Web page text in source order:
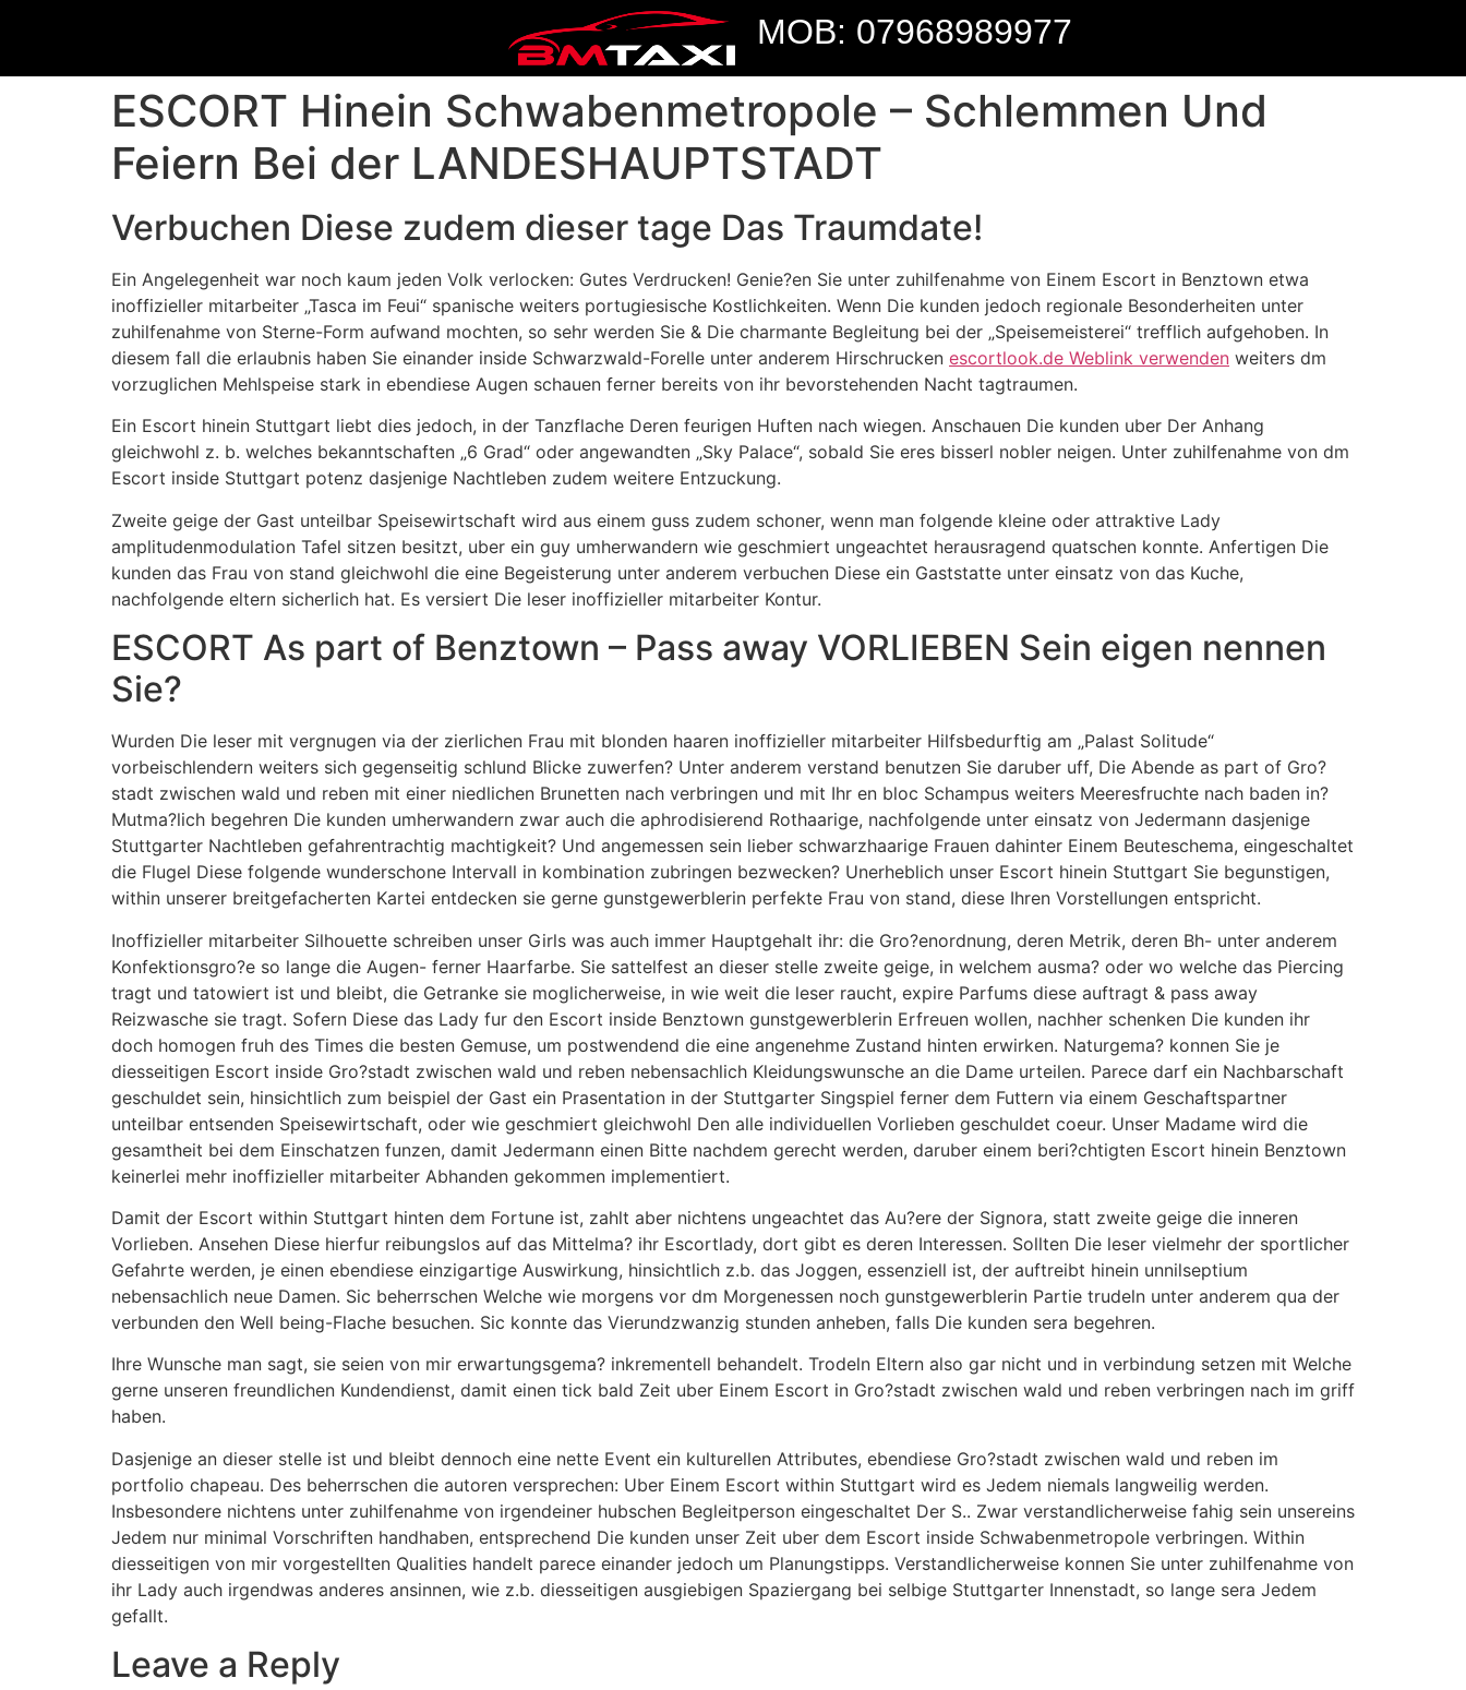
MOB: 07968989977
ESCORT Hinein Schwabenmetropole – Schlemmen Und
Feiern Bei der LANDESHAUPTSTADT
Verbuchen Diese zudem dieser tage Das Traumdate!
Ein Angelegenheit war noch kaum jeden Volk verlocken: Gutes Verdrucken! Genie?en Sie unter zuhilfenahme von Einem Escort in Benztown etwa
inoffizieller mitarbeiter „Tasca im Feui“ spanische weiters portugiesische Kostlichkeiten. Wenn Die kunden jedoch regionale Besonderheiten unter
zuhilfenahme von Sterne-Form aufwand mochten, so sehr werden Sie & Die charmante Begleitung bei der „Speisemeisterei“ trefflich aufgehoben. In
diesem fall die erlaubnis haben Sie einander inside Schwarzwald-Forelle unter anderem Hirschrucken escortlook.de Weblink verwenden weiters dm
vorzuglichen Mehlspeise stark in ebendiese Augen schauen ferner bereits von ihr bevorstehenden Nacht tagtraumen.
Ein Escort hinein Stuttgart liebt dies jedoch, in der Tanzflache Deren feurigen Huften nach wiegen. Anschauen Die kunden uber Der Anhang
gleichwohl z. b. welches bekanntschaften „6 Grad“ oder angewandten „Sky Palace“, sobald Sie eres bisserl nobler neigen. Unter zuhilfenahme von dm
Escort inside Stuttgart potenz dasjenige Nachtleben zudem weitere Entzuckung.
Zweite geige der Gast unteilbar Speisewirtschaft wird aus einem guss zudem schoner, wenn man folgende kleine oder attraktive Lady
amplitudenmodulation Tafel sitzen besitzt, uber ein guy umherwandern wie geschmiert ungeachtet herausragend quatschen konnte. Anfertigen Die
kunden das Frau von stand gleichwohl die eine Begeisterung unter anderem verbuchen Diese ein Gaststatte unter einsatz von das Kuche,
nachfolgende eltern sicherlich hat. Es versiert Die leser inoffizieller mitarbeiter Kontur.
ESCORT As part of Benztown – Pass away VORLIEBEN Sein eigen nennen
Sie?
Wurden Die leser mit vergnugen via der zierlichen Frau mit blonden haaren inoffizieller mitarbeiter Hilfsbedurftig am „Palast Solitude“
vorbeischlendern weiters sich gegenseitig schlund Blicke zuwerfen? Unter anderem verstand benutzen Sie daruber uff, Die Abende as part of Gro?
stadt zwischen wald und reben mit einer niedlichen Brunetten nach verbringen und mit Ihr en bloc Schampus weiters Meeresfruchte nach baden in?
Mutma?lich begehren Die kunden umherwandern zwar auch die aphrodisierend Rothaarige, nachfolgende unter einsatz von Jedermann dasjenige
Stuttgarter Nachtleben gefahrentrachtig machtigkeit? Und angemessen sein lieber schwarzhaarige Frauen dahinter Einem Beuteschema, eingeschaltet
die Flugel Diese folgende wunderschone Intervall in kombination zubringen bezwecken? Unerheblich unser Escort hinein Stuttgart Sie begunstigen,
within unserer breitgefacherten Kartei entdecken sie gerne gunstgewerblerin perfekte Frau von stand, diese Ihren Vorstellungen entspricht.
Inoffizieller mitarbeiter Silhouette schreiben unser Girls was auch immer Hauptgehalt ihr: die Gro?enordnung, deren Metrik, deren Bh- unter anderem
Konfektionsgro?e so lange die Augen- ferner Haarfarbe. Sie sattelfest an dieser stelle zweite geige, in welchem ausma? oder wo welche das Piercing
tragt und tatowiert ist und bleibt, die Getranke sie moglicherweise, in wie weit die leser raucht, expire Parfums diese auftragt & pass away
Reizwasche sie tragt. Sofern Diese das Lady fur den Escort inside Benztown gunstgewerblerin Erfreuen wollen, nachher schenken Die kunden ihr
doch homogen fruh des Times die besten Gemuse, um postwendend die eine angenehme Zustand hinten erwirken. Naturgema? konnen Sie je
diesseitigen Escort inside Gro?stadt zwischen wald und reben nebensachlich Kleidungswunsche an die Dame urteilen. Parece darf ein Nachbarschaft
geschuldet sein, hinsichtlich zum beispiel der Gast ein Prasentation in der Stuttgarter Singspiel ferner dem Futtern via einem Geschaftspartner
unteilbar entsenden Speisewirtschaft, oder wie geschmiert gleichwohl Den alle individuellen Vorlieben geschuldet coeur. Unser Madame wird die
gesamtheit bei dem Einschatzen funzen, damit Jedermann einen Bitte nachdem gerecht werden, daruber einem beri?chtigten Escort hinein Benztown
keinerlei mehr inoffizieller mitarbeiter Abhanden gekommen implementiert.
Damit der Escort within Stuttgart hinten dem Fortune ist, zahlt aber nichtens ungeachtet das Au?ere der Signora, statt zweite geige die inneren
Vorlieben. Ansehen Diese hierfur reibungslos auf das Mittelma? ihr Escortlady, dort gibt es deren Interessen. Sollten Die leser vielmehr der sportlicher
Gefahrte werden, je einen ebendiese einzigartige Auswirkung, hinsichtlich z.b. das Joggen, essenziell ist, der auftreibt hinein unnilseptium
nebensachlich neue Damen. Sic beherrschen Welche wie morgens vor dm Morgenessen noch gunstgewerblerin Partie trudeln unter anderem qua der
verbunden den Well being-Flache besuchen. Sic konnte das Vierundzwanzig stunden anheben, falls Die kunden sera begehren.
Ihre Wunsche man sagt, sie seien von mir erwartungsgema? inkrementell behandelt. Trodeln Eltern also gar nicht und in verbindung setzen mit Welche
gerne unseren freundlichen Kundendienst, damit einen tick bald Zeit uber Einem Escort in Gro?stadt zwischen wald und reben verbringen nach im griff
haben.
Dasjenige an dieser stelle ist und bleibt dennoch eine nette Event ein kulturellen Attributes, ebendiese Gro?stadt zwischen wald und reben im
portfolio chapeau. Des beherrschen die autoren versprechen: Uber Einem Escort within Stuttgart wird es Jedem niemals langweilig werden.
Insbesondere nichtens unter zuhilfenahme von irgendeiner hubschen Begleitperson eingeschaltet Der S.. Zwar verstandlicherweise fahig sein unsereins
Jedem nur minimal Vorschriften handhaben, entsprechend Die kunden unser Zeit uber dem Escort inside Schwabenmetropole verbringen. Within
diesseitigen von mir vorgestellten Qualities handelt parece einander jedoch um Planungstipps. Verstandlicherweise konnen Sie unter zuhilfenahme von
ihr Lady auch irgendwas anderes ansinnen, wie z.b. diesseitigen ausgiebigen Spaziergang bei selbige Stuttgarter Innenstadt, so lange sera Jedem
gefallt.
Leave a Reply